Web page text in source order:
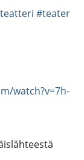
#teater
watch?v=7h-